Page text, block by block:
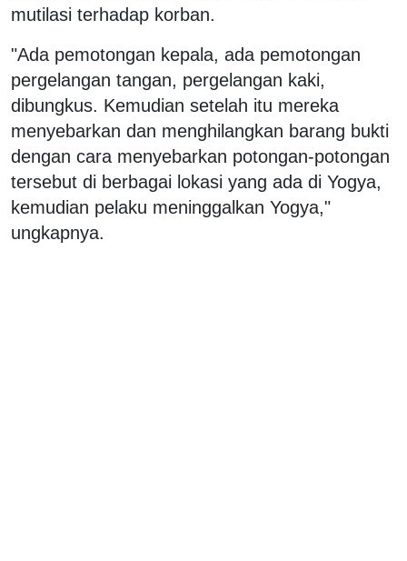
mutilasi terhadap korban.
"Ada pemotongan kepala, ada pemotongan
pergelangan tangan, pergelangan kaki,
dibungkus. Kemudian setelah itu mereka
menyebarkan dan menghilangkan barang bukti
dengan cara menyebarkan potongan-potongan
tersebut di berbagai lokasi yang ada di Yogya,
kemudian pelaku meninggalkan Yogya,"
ungkapnya.